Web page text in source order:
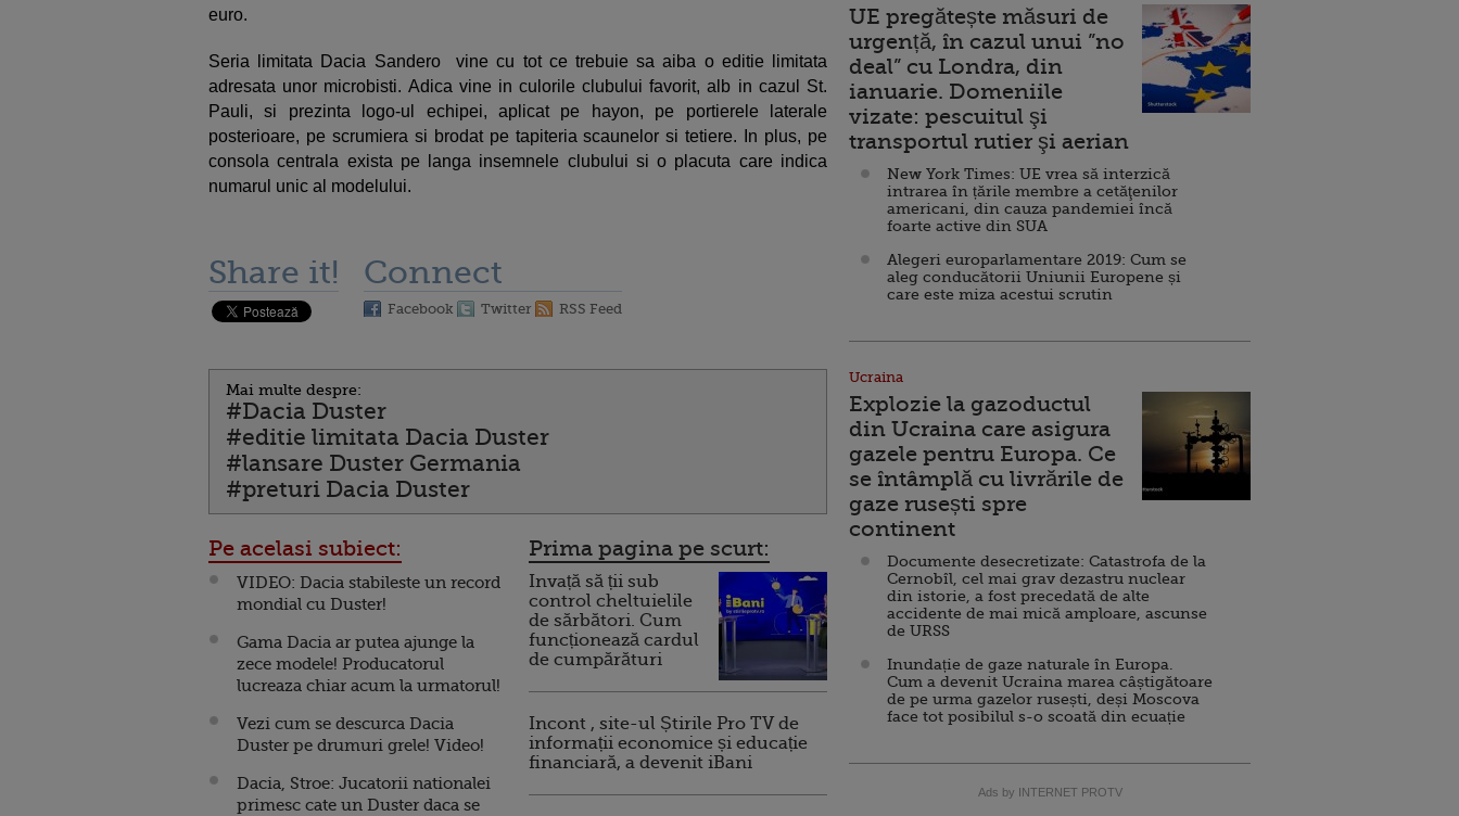
euro.
Seria limitata Dacia Sandero vine cu tot ce trebuie sa aiba o editie limitata
adresata unor microbisti. Adica vine in culorile clubului favorit, alb in cazul St.
Pauli, si prezinta logo-ul echipei, aplicat pe hayon, pe portierele laterale
posterioare, pe scrumiera si brodat pe tapiteria scaunelor si tetiere. In plus, pe
consola centrala exista pe langa insemnele clubului si o placuta care indica
numarul unic al modelului.
Share it! Connect
Facebook Twitter RSS Feed
Mai multe despre:
#Dacia Duster
#editie limitata Dacia Duster
#lansare Duster Germania
#preturi Dacia Duster
Pe acelasi subiect:
VIDEO: Dacia stabileste un record
mondial cu Duster!
Gama Dacia ar putea ajunge la
zece modele! Producatorul
lucreaza chiar acum la urmatorul!
Vezi cum se descurca Dacia
Duster pe drumuri grele! Video!
Dacia, Stroe: Jucatorii nationalei
primesc cate un Duster daca se
Prima pagina pe scurt:
Invață să ții sub
control cheltuielile
de sărbători. Cum
funcționează cardul
de cumpărături
Incont , site-ul Știrile Pro TV de
informații economice și educație
financiară, a devenit iBani
UE pregătește măsuri de
urgență, în cazul unui ”no
deal” cu Londra, din
ianuarie. Domeniile
vizate: pescuitul şi
transportul rutier şi aerian
New York Times: UE vrea să interzică
intrarea în țările membre a cetăţenilor
americani, din cauza pandemiei încă
foarte active din SUA
Alegeri europarlamentare 2019: Cum se
aleg conducătorii Uniunii Europene și
care este miza acestui scrutin
Ucraina
Explozie la gazoductul
din Ucraina care asigura
gazele pentru Europa. Ce
se întâmplă cu livrările de
gaze rusești spre
continent
Documente desecretizate: Catastrofa de la
Cernobîl, cel mai grav dezastru nuclear
din istorie, a fost precedată de alte
accidente de mai mică amploare, ascunse
de URSS
Inundație de gaze naturale în Europa.
Cum a devenit Ucraina marea câștigătoare
de pe urma gazelor rusești, deși Moscova
face tot posibilul s-o scoată din ecuație
Ads by INTERNET PROTV